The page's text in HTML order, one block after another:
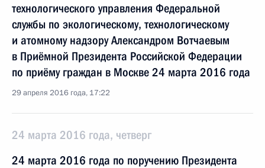
технологического управления Федеральной
службы по экологическому, технологическому
и атомному надзору Александром Вотчаевым
в Приёмной Президента Российской Федерации
по приёму граждан в Москве 24 марта 2016 года
29 апреля 2016 года, 17:22
24 марта 2016 года, четверг
24 марта 2016 года по поручению Президента